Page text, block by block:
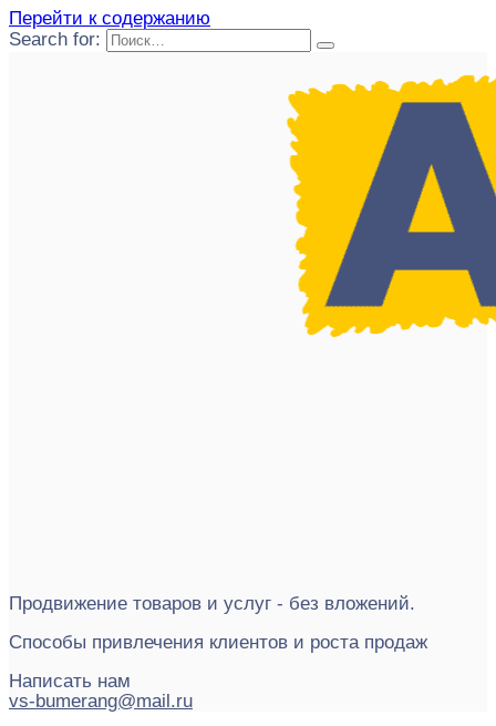
Перейти к содержанию
Search for:
Продвижение товаров и услуг - без вложений.
Способы привлечения клиентов и роста продаж
Написать нам
vs-bumerang@mail.ru